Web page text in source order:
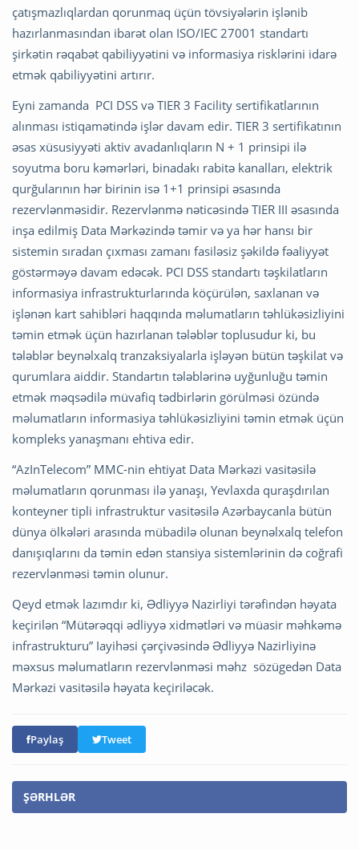
çatışmazlıqlardan qorunmaq üçün tövsiyələrin işlənib
hazırlanmasından ibarət olan ISO/IEC 27001 standartı
şirkətin rəqabət qabiliyyətini və informasiya risklərini idarə
etmək qabiliyyətini artırır.
Eyni zamanda PCI DSS və TIER 3 Facility sertifikatlarının
alınması istiqamətində işlər davam edir. TIER 3 sertifikatının
əsas xüsusiyyəti aktiv avadanlıqların N + 1 prinsipi ilə
soyutma boru kəmərləri, binadakı rabitə kanalları, elektrik
qurğularının hər birinin isə 1+1 prinsipi əsasında
rezervlənməsidir. Rezervlənmə nəticəsində TIER III əsasında
inşa edilmiş Data Mərkəzində təmir və ya hər hansı bir
sistemin sıradan çıxması zamanı fasiləsiz şəkildə fəaliyyət
göstərməyə davam edəcək. PCI DSS standartı təşkilatların
informasiya infrastrukturlarında köçürülən, saxlanan və
işlənən kart sahibləri haqqında məlumatların təhlükəsizliyini
təmin etmək üçün hazırlanan tələblər toplusudur ki, bu
tələblər beynəlxalq tranzaksiyalarla işləyən bütün təşkilat və
qurumlara aiddir. Standartın tələblərinə uyğunluğu təmin
etmək məqsədilə müvafiq tədbirlərin görülməsi özündə
məlumatların informasiya təhlükəsizliyini təmin etmək üçün
kompleks yanaşmanı ehtiva edir.
“AzInTelecom” MMC-nin ehtiyat Data Mərkəzi vasitəsilə
məlumatların qorunması ilə yanaşı, Yevlaxda quraşdırılan
konteyner tipli infrastruktur vasitəsilə Azərbaycanla bütün
dünya ölkələri arasında mübadilə olunan beynəlxalq telefon
danışıqlarını da təmin edən stansiya sistemlərinin də coğrafi
rezervlənməsi təmin olunur.
Qeyd etmək lazımdır ki, Ədliyyə Nazirliyi tərəfindən həyata
keçirilən “Mütərəqqi ədliyyə xidmətləri və müasir məhkəmə
infrastrukturu” Iayihəsi çərçivəsində Ədliyyə Nazirliyinə
məxsus məlumatların rezervlənməsi məhz sözügedən Data
Mərkəzi vasitəsilə həyata keçiriləcək.
Paylaş Tweet
ŞƏRHLƏR